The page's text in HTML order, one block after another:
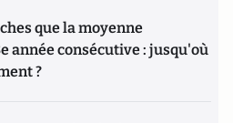
que la moyenne
année consécutive : jusqu'où
?